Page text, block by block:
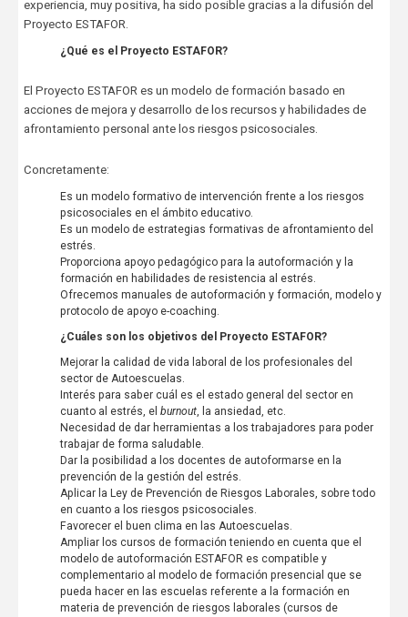
experiencia, muy positiva, ha sido posible gracias a la difusión del
Proyecto ESTAFOR.
¿Qué es el Proyecto ESTAFOR?
El Proyecto ESTAFOR es un modelo de formación basado en
acciones de mejora y desarrollo de los recursos y habilidades de
afrontamiento personal ante los riesgos psicosociales.
Concretamente:
Es un modelo formativo de intervención frente a los riesgos
psicosociales en el ámbito educativo.
Es un modelo de estrategias formativas de afrontamiento del
estrés.
Proporciona apoyo pedagógico para la autoformación y la
formación en habilidades de resistencia al estrés.
Ofrecemos manuales de autoformación y formación, modelo y
protocolo de apoyo e-coaching.
¿Cuáles son los objetivos del Proyecto ESTAFOR?
Mejorar la calidad de vida laboral de los profesionales del
sector de Autoescuelas.
Interés para saber cuál es el estado general del sector en
cuanto al estrés, el burnout, la ansiedad, etc.
Necesidad de dar herramientas a los trabajadores para poder
trabajar de forma saludable.
Dar la posibilidad a los docentes de autoformarse en la
prevención de la gestión del estrés.
Aplicar la Ley de Prevención de Riesgos Laborales, sobre todo
en cuanto a los riesgos psicosociales.
Favorecer el buen clima en las Autoescuelas.
Ampliar los cursos de formación teniendo en cuenta que el
modelo de autoformación ESTAFOR es compatible y
complementario al modelo de formación presencial que se
pueda hacer en las escuelas referente a la formación en
materia de prevención de riesgos laborales (cursos de